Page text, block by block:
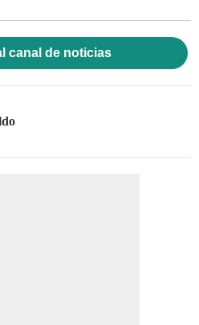
canal de noticias